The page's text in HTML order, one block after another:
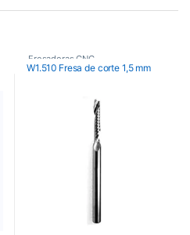
Fresadoras CNC
W1.510 Fresa de corte 1,5 mm